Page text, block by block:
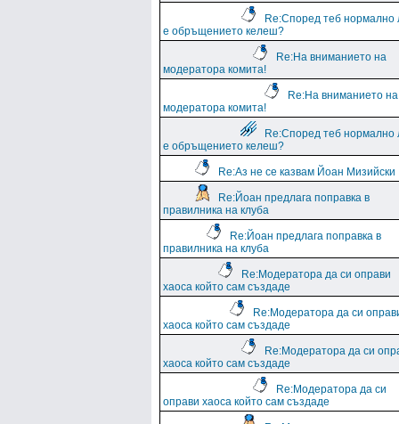
Re:Според теб нормално
е обръщението келеш?
Re:На вниманието на
модератора комита!
Re:На вниманието на
модератора комита!
Re:Според теб нормално
е обръщението келеш?
Re:Аз не се казвам Йоан Мизийски
Re:Йоан предлага поправка в
правилника на клуба
Re:Йоан предлага поправка в
правилника на клуба
Re:Модератора да си оправи
хаоса който сам създаде
Re:Модератора да си
хаоса който сам създаде
Re:Модератора да си
хаоса който сам създаде
Re:Модератора да си
оправи хаоса който сам създаде